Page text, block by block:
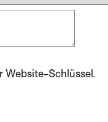
Website-Schlüssel.